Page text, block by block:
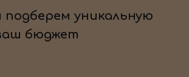
уникальную
бюджет